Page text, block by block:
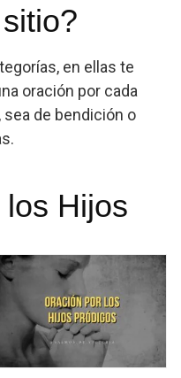
en ellas te
oración por cada
de bendición o
Hijos